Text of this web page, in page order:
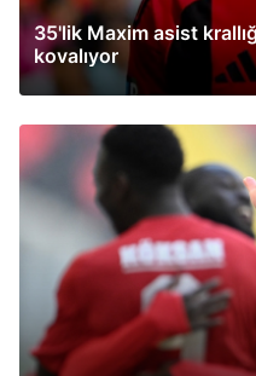
35'lik Maxim asist
kovalıyor